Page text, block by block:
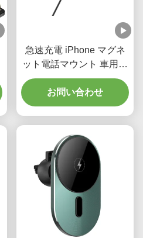
急速充電 iPhone マグネ
ット電話マウント 車用無
線携帯電話ホルダー
お問い合わせ